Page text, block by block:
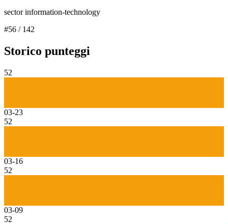
sector information-technology
#56 / 142
Storico punteggi
52
03-23
52
03-16
52
03-09
52